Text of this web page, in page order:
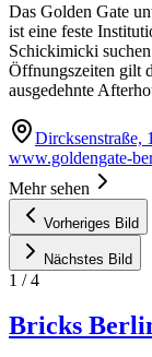
Das Golden Gate
ist eine feste
Schickimicki
Öffnungszeiten gilt
ausgedehnte
Dircksenstraße,
www.goldengate-
Mehr sehen
Vorheriges Bild
Nächstes Bild
1 /4
Bricks